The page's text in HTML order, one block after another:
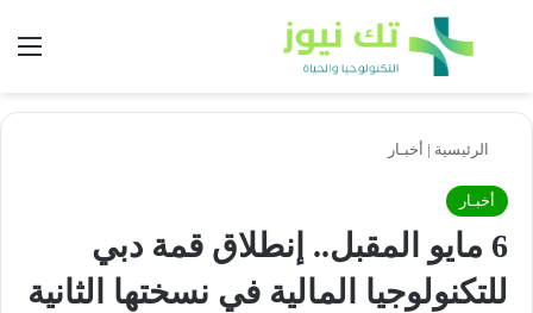
بحث عن
الرئيسية | أخبـار
أخبـار
6 مايو المقبل.. إنطلاق قمة دبي
للتكنولوجيا المالية في نسختها الثانية